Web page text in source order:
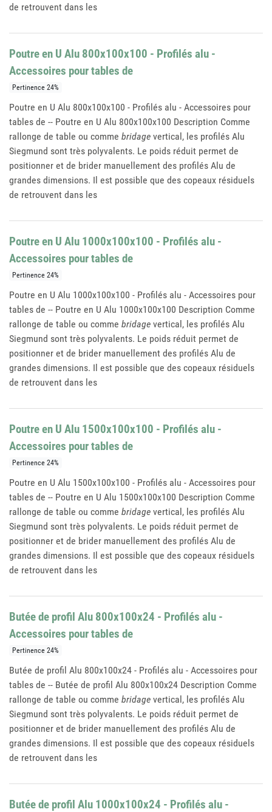
de retrouvent dans les
Poutre en U Alu 800x100x100 - Profilés alu -
Accessoires pour tables de
Pertinence 24%
Poutre en U Alu 800x100x100 - Profilés alu - Accessoires pour
tables de -- Poutre en U Alu 800x100x100 Description Comme
rallonge de table ou comme bridage vertical, les profilés Alu
Siegmund sont très polyvalents. Le poids réduit permet de
positionner et de brider manuellement des profilés Alu de
grandes dimensions. Il est possible que des copeaux résiduels
de retrouvent dans les
Poutre en U Alu 1000x100x100 - Profilés alu -
Accessoires pour tables de
Pertinence 24%
Poutre en U Alu 1000x100x100 - Profilés alu - Accessoires pour
tables de -- Poutre en U Alu 1000x100x100 Description Comme
rallonge de table ou comme bridage vertical, les profilés Alu
Siegmund sont très polyvalents. Le poids réduit permet de
positionner et de brider manuellement des profilés Alu de
grandes dimensions. Il est possible que des copeaux résiduels
de retrouvent dans les
Poutre en U Alu 1500x100x100 - Profilés alu -
Accessoires pour tables de
Pertinence 24%
Poutre en U Alu 1500x100x100 - Profilés alu - Accessoires pour
tables de -- Poutre en U Alu 1500x100x100 Description Comme
rallonge de table ou comme bridage vertical, les profilés Alu
Siegmund sont très polyvalents. Le poids réduit permet de
positionner et de brider manuellement des profilés Alu de
grandes dimensions. Il est possible que des copeaux résiduels
de retrouvent dans les
Butée de profil Alu 800x100x24 - Profilés alu -
Accessoires pour tables de
Pertinence 24%
Butée de profil Alu 800x100x24 - Profilés alu - Accessoires pour
tables de -- Butée de profil Alu 800x100x24 Description Comme
rallonge de table ou comme bridage vertical, les profilés Alu
Siegmund sont très polyvalents. Le poids réduit permet de
positionner et de brider manuellement des profilés Alu de
grandes dimensions. Il est possible que des copeaux résiduels
de retrouvent dans les
Butée de profil Alu 1000x100x24 - Profilés alu -